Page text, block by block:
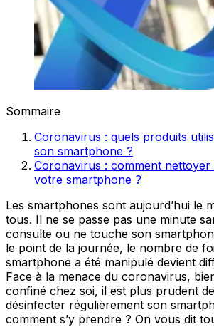
Sommaire
Coronavirus : quels produits
son smartphone ?
Coronavirus : comment nettoyer
votre smartphone ?
Les smartphones sont aujourd’hui le
tous. Il ne se passe pas une minute
consulte ou ne touche son
le point de la journée, le nombre de
smartphone a été manipulé devient
Face à la menace du coronavirus,
confiné chez soi, il est plus prudent
désinfecter régulièrement son
comment s’y prendre ? On vous dit